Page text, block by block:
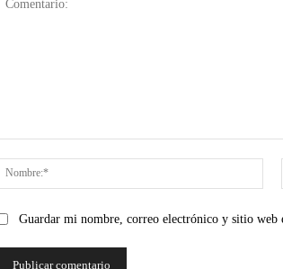
Guardar mi nombre, correo electrónico y sitio web